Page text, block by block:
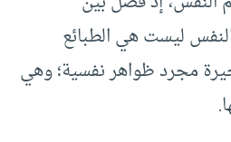
ليست هي الطبائع
مجرد ظواهر نفسية؛ وهي